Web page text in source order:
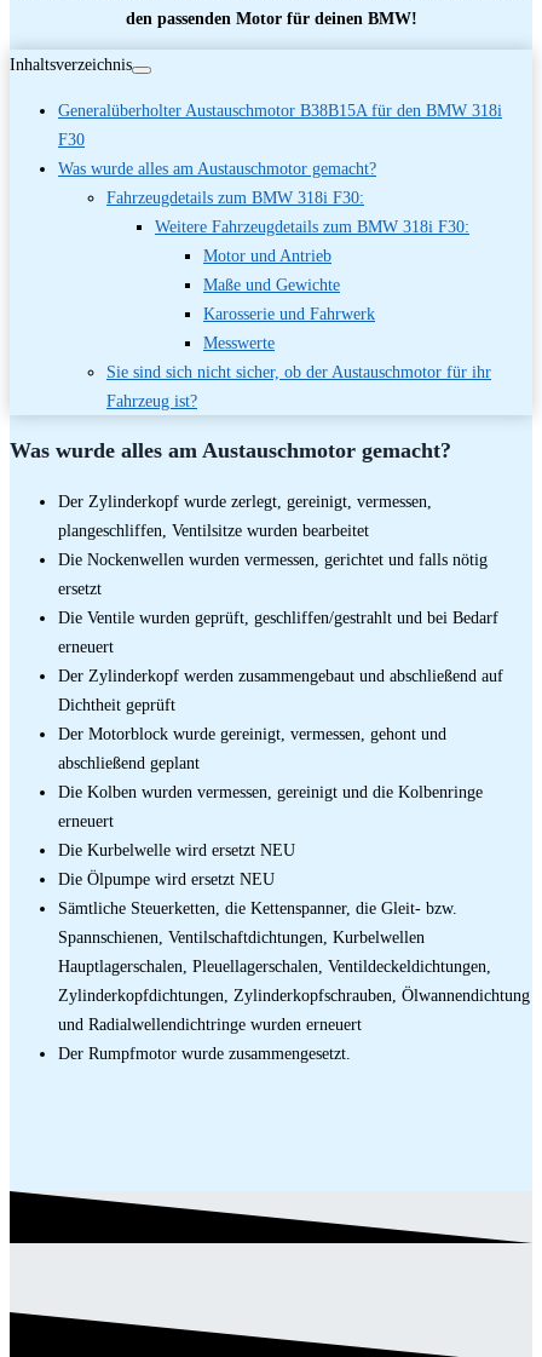
den passenden Motor für deinen BMW!
Inhaltsverzeichnis
Generalüberholter Austauschmotor B38B15A für den BMW 318i
F30
Was wurde alles am Austauschmotor gemacht?
Fahrzeugdetails zum BMW 318i F30:
Weitere Fahrzeugdetails zum BMW 318i F30:
Motor und Antrieb
Maße und Gewichte
Karosserie und Fahrwerk
Messwerte
Sie sind sich nicht sicher, ob der Austauschmotor für ihr
Fahrzeug ist?
Was wurde alles am Austauschmotor gemacht?
Der Zylinderkopf wurde zerlegt, gereinigt, vermessen,
plangeschliffen, Ventilsitze wurden bearbeitet
Die Nockenwellen wurden vermessen, gerichtet und falls nötig
ersetzt
Die Ventile wurden geprüft, geschliffen/gestrahlt und bei Bedarf
erneuert
Der Zylinderkopf werden zusammengebaut und abschließend auf
Dichtheit geprüft
Der Motorblock wurde gereinigt, vermessen, gehont und
abschließend geplant
Die Kolben wurden vermessen, gereinigt und die Kolbenringe
erneuert
Die Kurbelwelle wird ersetzt NEU
Die Ölpumpe wird ersetzt NEU
Sämtliche Steuerketten, die Kettenspanner, die Gleit- bzw.
Spannschienen, Ventilschaftdichtungen, Kurbelwellen
Hauptlagerschalen, Pleuellagerschalen, Ventildeckeldichtungen,
Zylinderkopfdichtungen, Zylinderkopfschrauben, Ölwannendichtung
und Radialwellendichtringe wurden erneuert
Der Rumpfmotor wurde zusammengesetzt.